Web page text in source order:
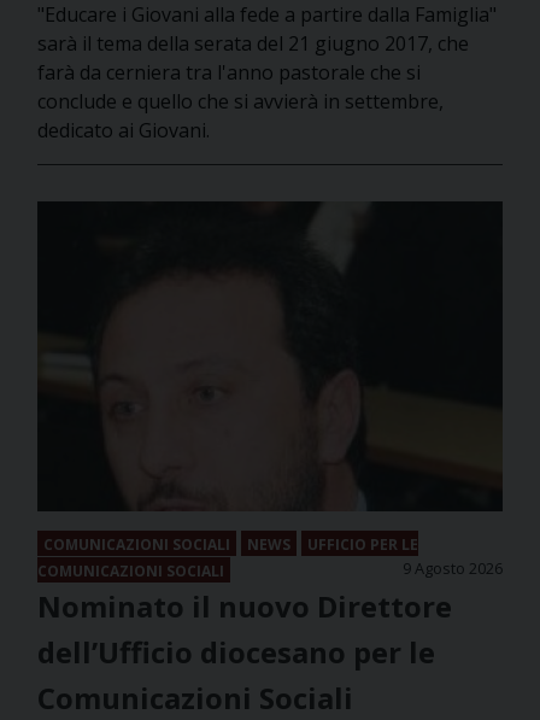
"Educare i Giovani alla fede a partire dalla Famiglia"
sarà il tema della serata del 21 giugno 2017, che
farà da cerniera tra l'anno pastorale che si
conclude e quello che si avvierà in settembre,
dedicato ai Giovani.
COMUNICAZIONI SOCIALI NEWS
UFFICIO PER LE
COMUNICAZIONI SOCIALI
9 Agosto 2026
Nominato il nuovo Direttore
dell’Ufficio diocesano per le
Comunicazioni Sociali